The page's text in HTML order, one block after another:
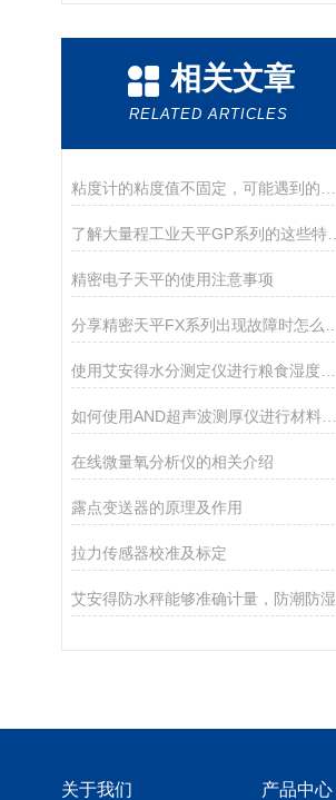
相关文章
RELATED ARTICLES
了解大量程工业天平GP系列的这些特点很有必要
精密电子天平的使用注意事项
如何使用AND超声波测厚仪进行材料厚度测量
在线微量氧分析仪的相关介绍
露点变送器的原理及作用
拉力传感器校准及标定
艾安得防水秤能够准确计量，防潮防湿
关于我们 产品中心